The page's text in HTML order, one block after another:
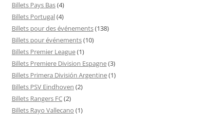
Billets Pays Bas(4)
Billets Portugal(4)
Billets pour des événements(138)
Billets pour événements(10)
Billets Premier League(1)
Billets Premiere Division Espagne(3)
Billets Primera División Argentine(1)
Billets PSV Eindhoven (2)
Billets Rangers FC(2)
Billets Rayo Vallecano (1)